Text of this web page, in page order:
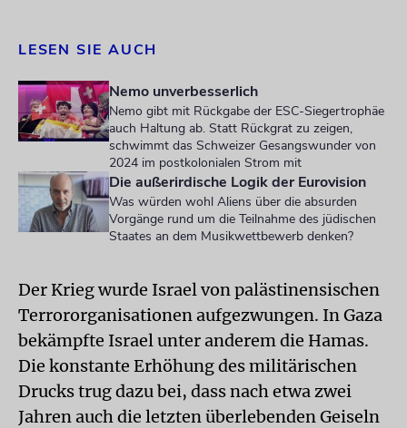
LESEN SIE AUCH
Nemo unverbesserlich
Nemo gibt mit Rückgabe der ESC-Siegertrophäe
auch Haltung ab. Statt Rückgrat zu zeigen,
schwimmt das Schweizer Gesangswunder von
2024 im postkolonialen Strom mit
Die außerirdische Logik der Eurovision
Was würden wohl Aliens über die absurden
Vorgänge rund um die Teilnahme des jüdischen
Staates an dem Musikwettbewerb denken?
Der Krieg wurde Israel von palästinensischen
Terrororganisationen aufgezwungen. In Gaza
bekämpfte Israel unter anderem die Hamas.
Die konstante Erhöhung des militärischen
Drucks trug dazu bei, dass nach etwa zwei
Jahren auch die letzten überlebenden Geiseln